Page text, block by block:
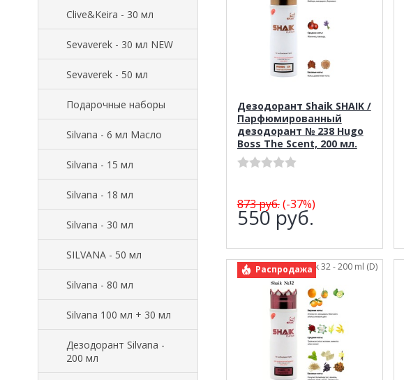
Clive&Keira - 30 мл
Sevaverek - 30 мл NEW
Sevaverek - 50 мл
Подарочные наборы
Silvana - 6 мл Масло
Silvana - 15 мл
Silvana - 18 мл
Silvana - 30 мл
SILVANA - 50 мл
Silvana - 80 мл
Silvana 100 мл + 30 мл
Дезодорант Silvana -
200 мл
Дезодорант Shaik SHAIK /
Парфюмированный
дезодорант № 238 Hugo
Boss The Scent, 200 мл.
873руб.(-37%)
550 руб.
Распродажа
арт.: Shaik 32 - 200 ml (D)